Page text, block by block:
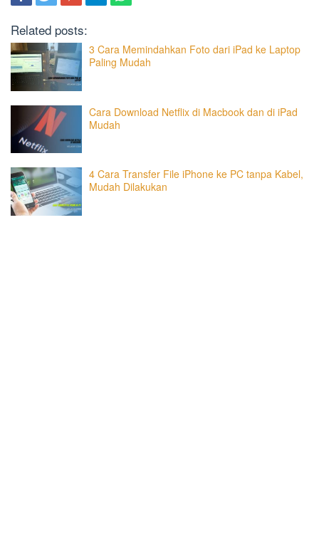
Related posts:
3 Cara Memindahkan Foto dari iPad ke Laptop
Paling Mudah
Cara Download Netflix di Macbook dan di iPad
Mudah
4 Cara Transfer File iPhone ke PC tanpa Kabel,
Mudah Dilakukan